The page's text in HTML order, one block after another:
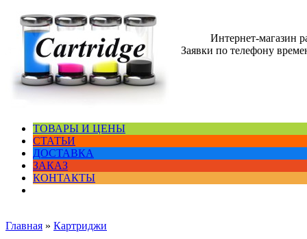
Интернет-магазин
Заявки по телефону
ТОВАРЫ И ЦЕНЫ
СТАТЬИ
ДОСТАВКА
ЗАКАЗ
КОНТАКТЫ
Главная » Картриджи